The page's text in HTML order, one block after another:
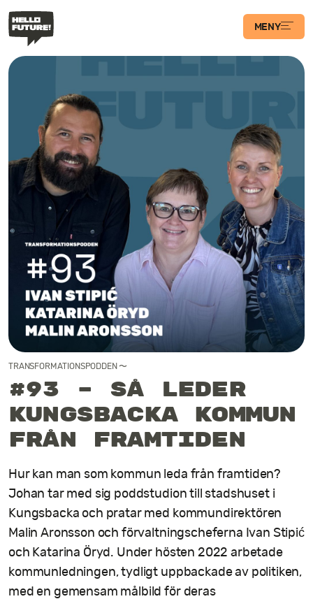
MENY
Våra Program
Case
Transformations­
podden
Artiklar
Filosofi
Kontakt
TRANSFORMATIONSPODDEN 〜
#93 – Så leder
Kungsbacka kommun
från framtiden
Hur kan man som kommun leda från framtiden?
Johan tar med sig poddstudion till stadshuset i
Kungsbacka och pratar med kommundirektören
Malin Aronsson och förvaltningscheferna Ivan Stipić
och Katarina Öryd. Under hösten 2022 arbetade
kommunledningen, tydligt uppbackade av politiken,
med en gemensam målbild för deras